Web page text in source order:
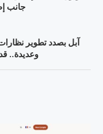
جانب
آبل بصدد تطوير
وعديدة..